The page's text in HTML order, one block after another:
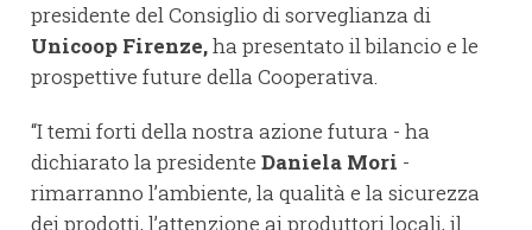
presidente del Consiglio di sorveglianza di
Unicoop Firenze,ha presentato il bilancio e le
prospettive future della Cooperativa.
“I temi forti della nostra azione futura - ha
dichiarato la presidente Daniela Mori -
rimarranno l’ambiente, la qualità e la sicurezza
dei prodotti, l’attenzione ai produttori locali, il